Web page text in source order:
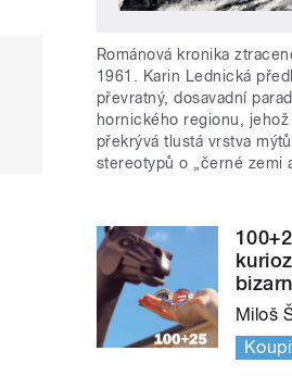
Románová kronika
1961. Karin Lednická
převratný, dosavadní
hornického regionu,
překrývá tlustá vrstva
stereotypů o „černé zemi
Miloš